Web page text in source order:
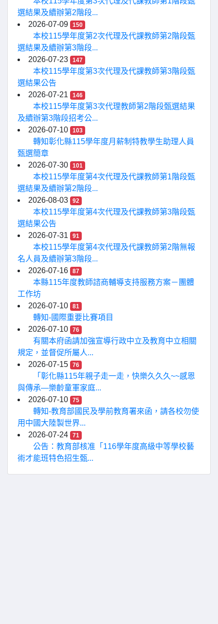
選結果及續辦第2階段...
2026-07-09
150
本校115學年度第2次代理及代課教師第2階段甄
選結果及續辦第3階段...
2026-07-23
147
本校115學年度第3次代理及代課教師第3階段甄
選結果公告
2026-07-21
146
本校115學年度第3次代理教師第2階段甄選結果
及續辦第3階段招考公...
2026-07-10
103
轉知彰化縣115學年度月薪制特教學生助理人員
甄選簡章
2026-07-30
101
本校115學年度第4次代理及代課教師第1階段甄
選結果及續辦第2階段...
2026-08-03
92
本校115學年度第4次代理及代課教師第3階段甄
選結果公告
2026-07-31
91
本校115學年度第4次代理及代課教師第2階無報
名人員及續辦第3階段...
2026-07-16
87
本縣115年度教師諮商輔導支持服務方案－團體
工作坊
2026-07-10
81
轉知-國際重要比賽項目
2026-07-10
76
有關本府函請加強宣導行政中立及教育中立相關
規定，並督促所屬人...
2026-07-15
76
「彰化縣115年親子走一走，快樂久久久~~感恩
與傳承—樂齡童軍家庭...
2026-07-10
75
轉知-教育部國民及學前教育署來函，請各校勿使
用中國大陸製世界...
2026-07-24
71
公告：教育部核准「116學年度高級中等學校藝
術才能班特色招生甄...